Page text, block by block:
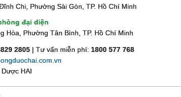
Chi, Phường Sài Gòn, TP. Hồ Chí Minh
đại diện
Hòa, Phường Tân Bình, TP. Hồ Chí Minh
2805| Tư vấn miễn phí: 1800 577 768
Dược HAI